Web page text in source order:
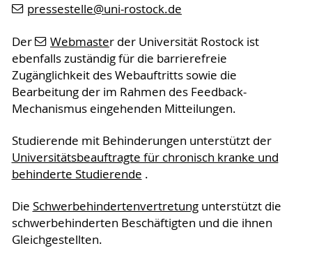
pressestelle@uni-rostock.de
Der Webmaster der Universität Rostock ist
ebenfalls zuständig für die barrierefreie
Zugänglichkeit des Webauftritts sowie die
Bearbeitung der im Rahmen des Feedback-
Mechanismus eingehenden Mitteilungen.
Studierende mit Behinderungen unterstützt der
Universitätsbeauftragte für chronisch kranke und
behinderte Studierende .
Die Schwerbehindertenvertretungunterstützt die
schwerbehinderten Beschäftigten und die ihnen
Gleichgestellten.